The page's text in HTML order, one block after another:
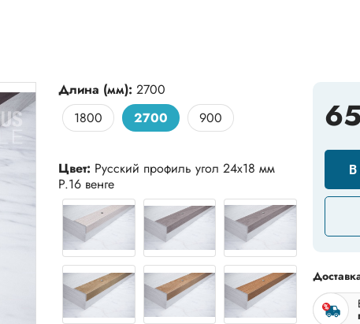
для плинтуса
Длина (мм):2700
1800
2700 900
Цвет: Русский профиль угол 24х18 мм
Р.16 венге
В